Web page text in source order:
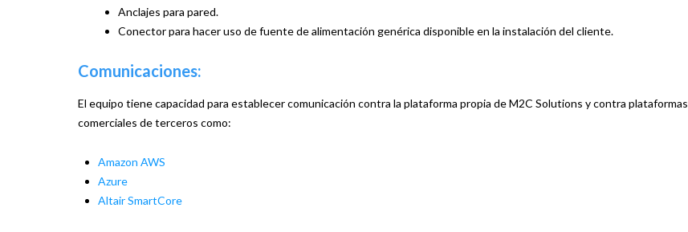
Anclajes para pared.
Conector para hacer uso de fuente de alimentación genérica disponible en la instalación del cliente.
Comunicaciones:
El equipo tiene capacidad para establecer comunicación contra la plataforma propia de M2C Solutions y contra plataformas
comerciales de terceros como:
Amazon AWS
Azure
Altair SmartCore